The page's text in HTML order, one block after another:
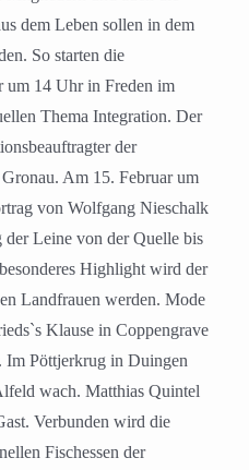
dem Leben sollen in dem
So starten die
um 14 Uhr in Freden im
Thema Integration. Der
der
Am 15. Februar um
von Wolfgang Nieschalk
Leine von der Quelle bis
Highlight wird der
Landfrauen werden. Mode
Klause in Coppengrave
Im Pöttjerkrug in Duingen
wach. Matthias Quintel
Verbunden wird die
Fischessen der